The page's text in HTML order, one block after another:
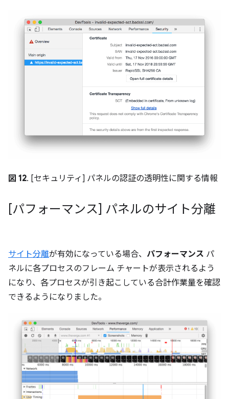
図 12. [セキュリティ] パネルの認証の透明性に関する情報
[パフォーマンス] パネルのサイト分離
サイト分離が有効になっている場合、 パフォーマンス パ
ネルに各プロセスのフレーム チャートが表示されるよう
になり、各プロセスが引き起こしている合計作業量を確認
できるようになりました。